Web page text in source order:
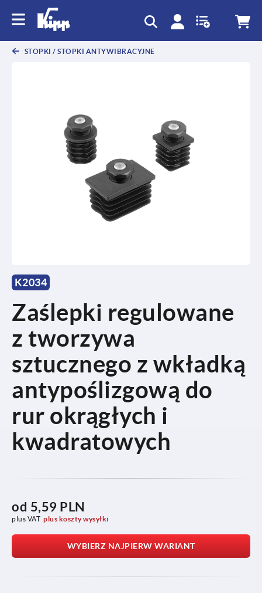
STOPKI / STOPKI ANTYWIBRACYJNE
K2034
Zaślepki regulowane
z tworzywa
sztucznego z wkładką
antypoślizgową do
rur okrągłych i
kwadratowych
od 5,59 PLN
plus VAT plus koszty wysyłki
WYBIERZ NAJPIERW WARIANT